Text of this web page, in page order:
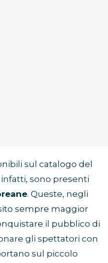
sul catalogo del
sono presenti
. Queste, negli
sempre maggior
il pubblico di
gli spettatori con
sul piccolo